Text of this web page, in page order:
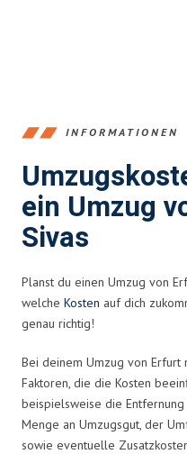
INFORMATIONEN
ein Umzug
Sivas
Planst du einen Umzug von
welche Kosten auf dich
genau richtig!
Bei deinem Umzug von Erfurt
Faktoren, die die Kosten
beispielsweise die
Menge an Umzugsgut, der
sowie eventuelle